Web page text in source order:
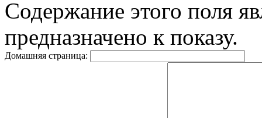
Содержание этого поля
предназначено к показу.
Домашняя страница: